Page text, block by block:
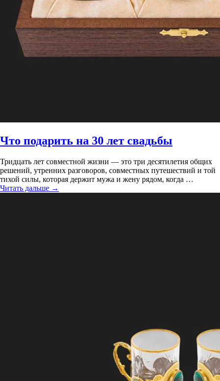
Что подарить на 30 лет свадьбы
Тридцать лет совместной жизни — это три десятилетия общих
решений, утренних разговоров, совместных путешествий и той
тихой силы, которая держит мужа и жену рядом, когда …
Читать дальше →